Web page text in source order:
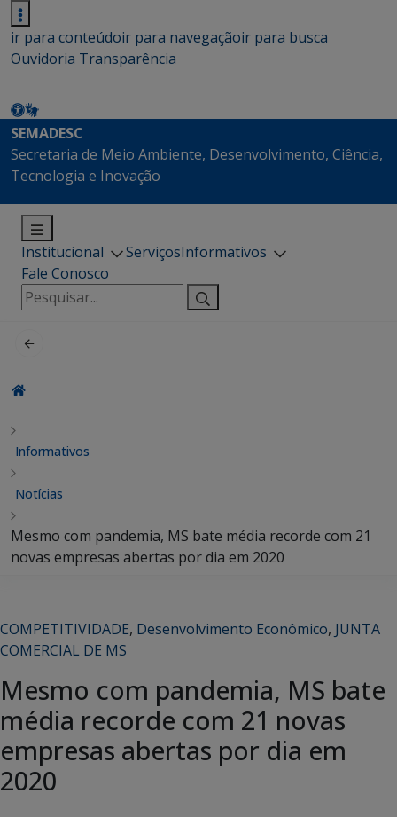
ir para conteúdoir para navegaçãoir para busca
Ouvidoria Transparência
SEMADESC
Secretaria de Meio Ambiente, Desenvolvimento, Ciência,
Tecnologia e Inovação
Institucional ServiçosInformativos
Fale Conosco
Pesquisar
por:
Informativos
Notícias
Mesmo com pandemia, MS bate média recorde com 21
novas empresas abertas por dia em 2020
COMPETITIVIDADE, Desenvolvimento Econômico, JUNTA
COMERCIAL DE MS
Mesmo com pandemia, MS bate
média recorde com 21 novas
empresas abertas por dia em
2020